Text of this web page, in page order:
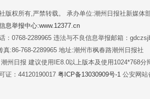
版权所有,严禁转载。 承办单位:潮州日报社新媒体
息举报中心:www.12377.cn
：0768-2289965 违法与不良信息举报邮箱：
真:86-768-2289965 地址:潮州市枫春路潮州日报社
州日报 建议使用IE8.0以上版本及使用1024*768分
证：44120190017 粤ICP备13030909号-1 公安网站